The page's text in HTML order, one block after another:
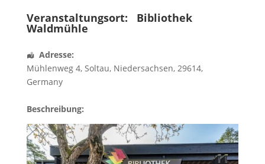
Veranstaltungsort: Bibliothek
Waldmühle
Adresse:
Mühlenweg 4, Soltau, Niedersachsen, 29614,
Germany
Beschreibung: